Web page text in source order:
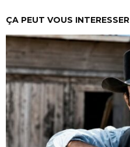
ÇA PEUT VOUS INTERESSER